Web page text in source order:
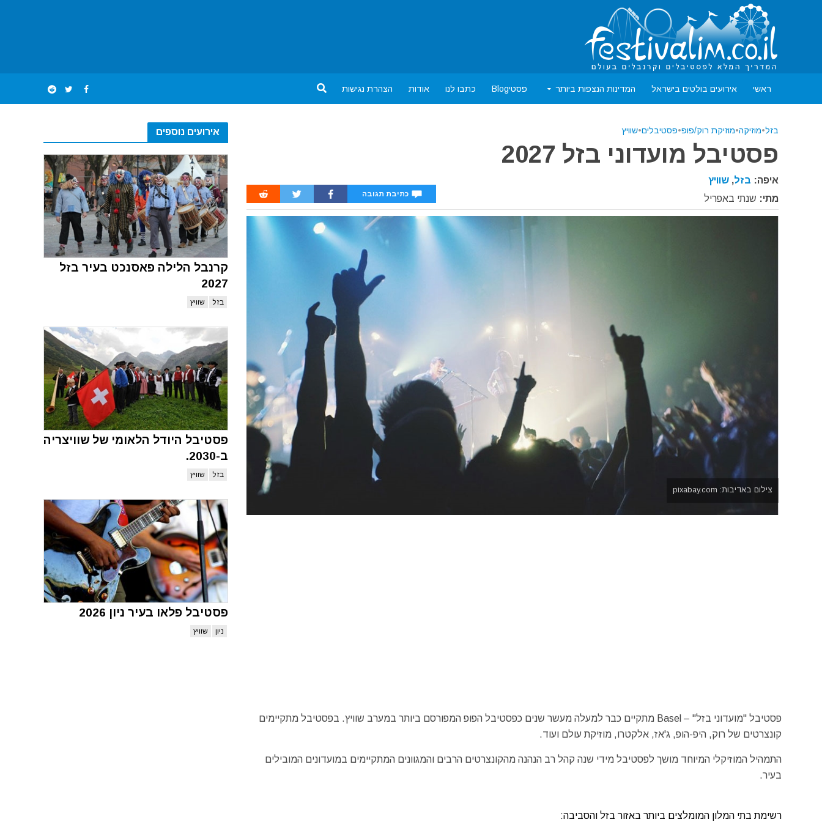
ראשי אירועים בולטים בישראל המדינות הנצפות ביותר פסטיBlog כתבו לנו אודות הצהרת נגישות
אירועים נוספים
קרנבל הלילה פאסנכט בעיר בזל
2027
בזל שוויץ
פסטיבל היודל הלאומי של שוויצריה
ב-2030.
בזל שוויץ
פסטיבל פלאו בעיר ניון 2026
ניון שוויץ
בזל•מוזיקה•מוזיקת רוק/פופ•פסטיבלים•שוויץ
פסטיבל מועדוני בזל 2027
איפה: בזל, שוויץ
מתי: שנתי באפריל כתיבת תגובה
צילום באדיבות: pixabay.com
פסטיבל "מועדוני בזל" – Basel מתקיים כבר למעלה מעשר שנים כפסטיבל הפופ המפורסם ביותר במערב שוויץ. בפסטיבל מתקיימים
קונצרטים של רוק, היפ-הופ, ג'אז, אלקטרו, מוזיקת עולם ועוד.
התמהיל המוזיקלי המיוחד מושך לפסטיבל מידי שנה קהל רב הנהנה מהקונצרטים הרבים והמגוונים המתקיימים במועדונים המובילים
בעיר.
רשימת בתי המלון המומלצים ביותר באזור בזל והסביבה: